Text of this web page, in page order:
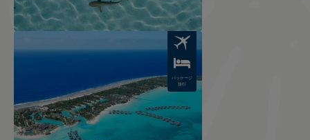
パッケージ
旅行